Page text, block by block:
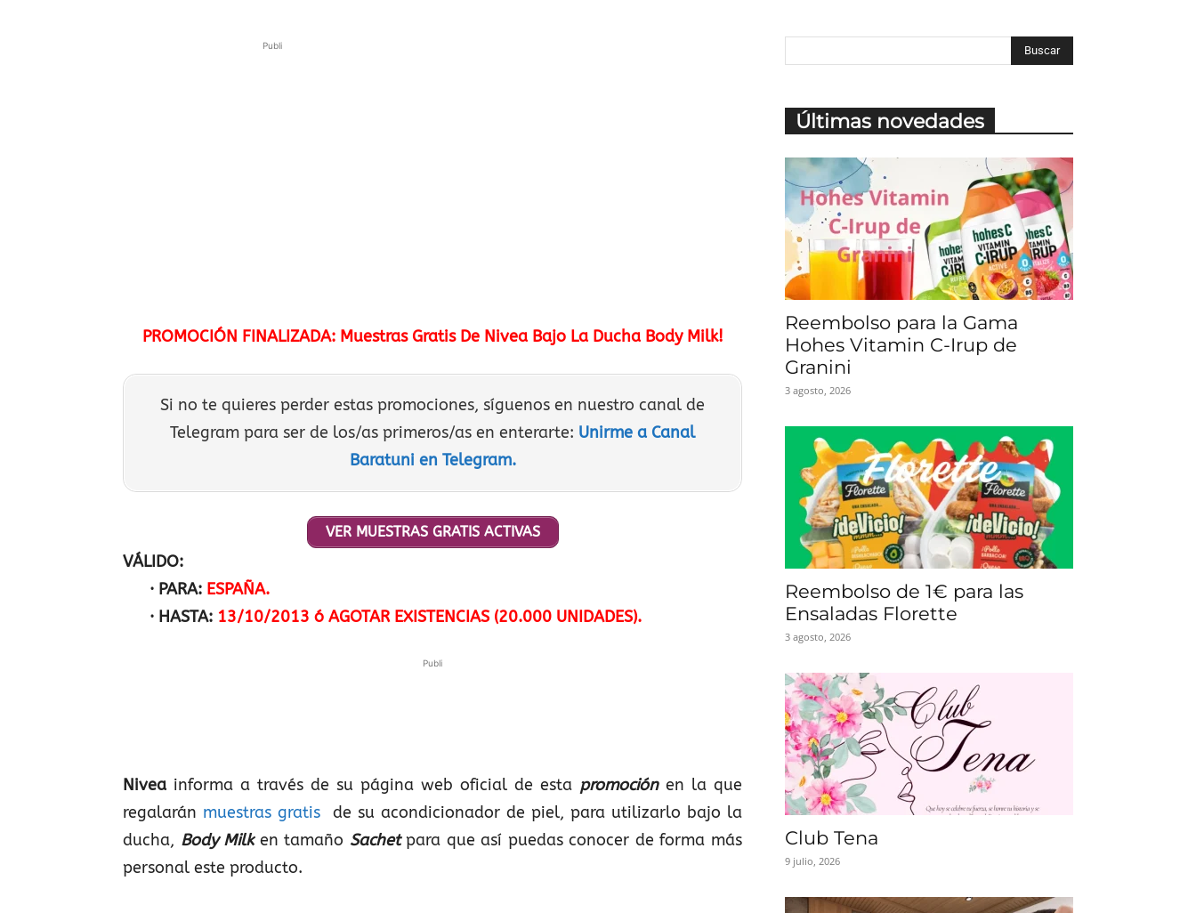
Publi
PROMOCIÓN FINALIZADA: Muestras Gratis De Nivea Bajo La Ducha Body Milk!
Si no te quieres perder estas promociones, síguenos en nuestro canal de
Telegram para ser de los/as primeros/as en enterarte: Unirme a Canal
Baratuni en Telegram.
VER MUESTRAS GRATIS ACTIVAS
VÁLIDO:
· PARA: ESPAÑA.
· HASTA: 13/10/2013 ó AGOTAR EXISTENCIAS (20.000 UNIDADES).
Publi
Nivea informa a través de su página web oficial de esta promociónen la que
regalarán muestras gratis de su acondicionador de piel, para utilizarlo bajo la
ducha, Body Milk en tamaño Sachetpara que así puedas conocer de forma más
personal este producto.
Últimas novedades
Reembolso para la Gama
Hohes Vitamin C-Irup de
Granini
3 agosto, 2026
Reembolso de 1€ para las
Ensaladas Florette
3 agosto, 2026
Club Tena
9 julio, 2026